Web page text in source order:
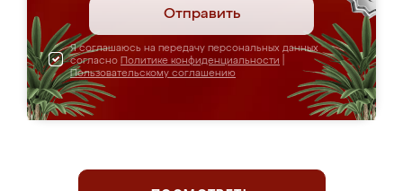
Отправить
Я соглашаюсь на передачу персональных данных
согласно Политике конфиденциальности
Пользовательскому соглашению